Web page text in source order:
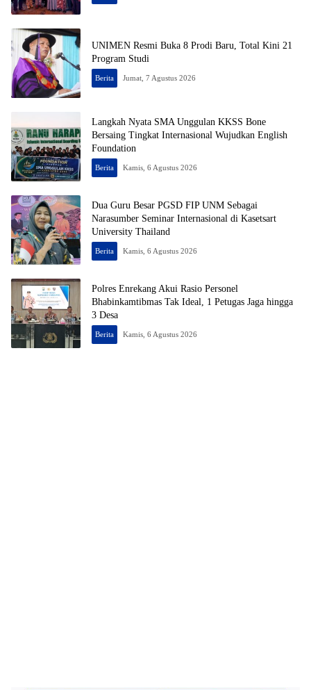
UNIMEN Resmi Buka 8 Prodi Baru, Total Kini 21
Program Studi
Berita Jumat, 7 Agustus 2026
Langkah Nyata SMA Unggulan KKSS Bone
Bersaing Tingkat Internasional Wujudkan English
Foundation
Berita Kamis, 6 Agustus 2026
Dua Guru Besar PGSD FIP UNM Sebagai
Narasumber Seminar Internasional di Kasetsart
University Thailand
Berita Kamis, 6 Agustus 2026
Polres Enrekang Akui Rasio Personel
Bhabinkamtibmas Tak Ideal, 1 Petugas Jaga hingga
3 Desa
Berita Kamis, 6 Agustus 2026